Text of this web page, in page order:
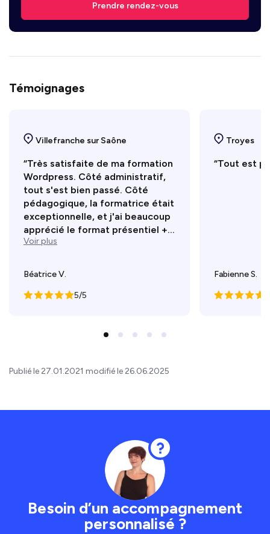
Prendre rendez-vous
Témoignages
Villefranche sur Saône
“Très satisfaite de ma formation
Wordpress. Côté administratif,
tout s'est bien passé. Côté
pédagogique, la formatrice était
exceptionnelle, et j'ai beaucoup
apprécié le format présentiel +...
Voir plus
Béatrice V.
5/5
Troyes
“Tout est
Fabienne S.
Publié le 27.01.2021 modifié le 26.06.2025
Besoin d’un accompagnement
personnalisé ?